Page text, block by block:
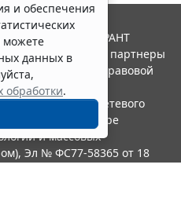
и обеспечения
можете
данных в
обработки.
2026. Система ГАРАНТ
"Гарант" и ее партнеры
ассоциации правовой
в качестве сетевого
по надзору в сфере
и массовых
Эл № ФС77-58365 от 18